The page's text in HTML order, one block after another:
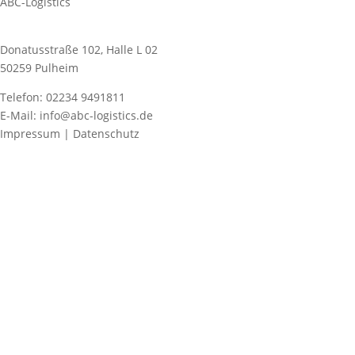
Donatusstraße 102, Halle L 02
50259 Pulheim
Telefon: 02234 9491811
E-Mail: info@abc-logistics.de
Impressum | Datenschutz